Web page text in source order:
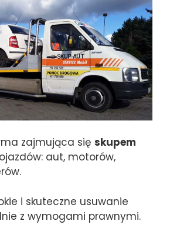
zajmująca się skupem
aut, motorów,
i skuteczne usuwanie
z wymogami prawnymi.